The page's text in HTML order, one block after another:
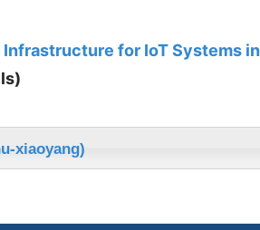
Infrastructure for IoT Systems
xiaoyang)